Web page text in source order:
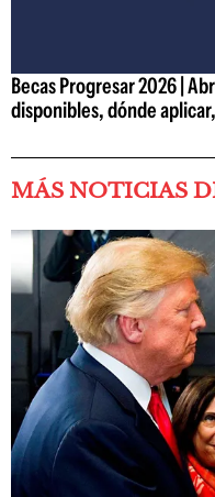
Becas Progresar 2026 |
disponibles, dónde
MÁS NOTICIAS